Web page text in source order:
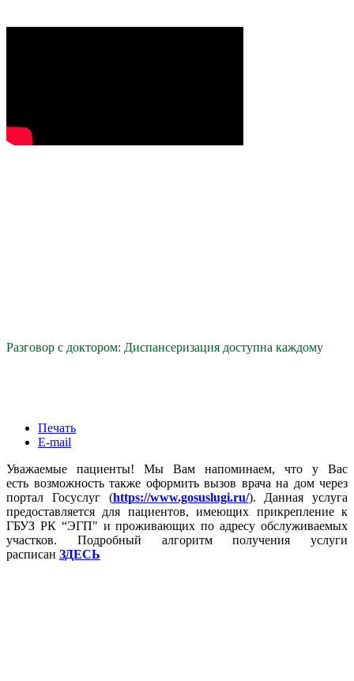
Разговор с доктором: Диспансеризация доступна каждому
Печать
E-mail
Уважаемые пациенты! Мы Вам напоминаем, что у Вас
есть возможность также оформить вызов врача на дом через
портал Госуслуг (https://www.gosuslugi.ru/). Данная услуга
предоставляется для пациентов, имеющих прикрепление к
ГБУЗ РК “ЭГП" и проживающих по адресу обслуживаемых
участков. Подробный алгоритм получения услуги
расписан ЗДЕСЬ